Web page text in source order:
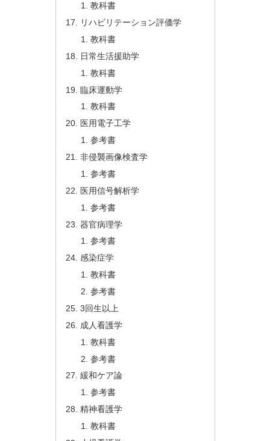
教科書
リハビリテーション評価学
教科書
日常生活援助学
教科書
臨床運動学
教科書
医用電子工学
参考書
非侵襲画像検査学
参考書
医用信号解析学
参考書
器官病理学
参考書
感染症学
教科書
参考書
3回生以上
成人看護学
教科書
参考書
緩和ケア論
参考書
精神看護学
教科書